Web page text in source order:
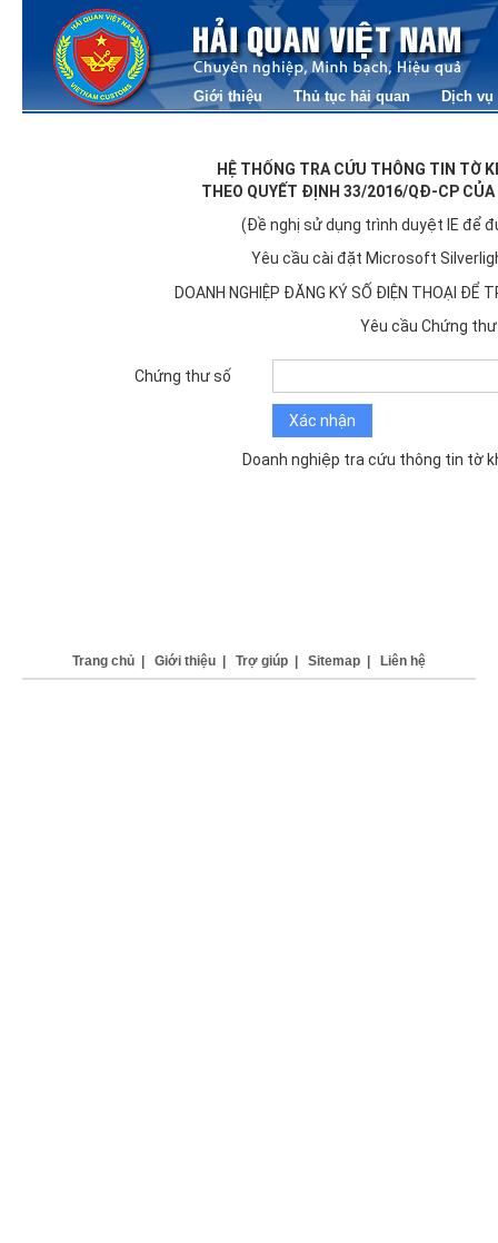
Giới thiệu Thủ tục hải quan Dịch vụ
HỆ THỐNG TRA CỨU THÔNG TIN TỜ
THEO QUYẾT ĐỊNH 33/2016/QĐ-CP
(Đề nghị sử dụng trình duyệt IE để
Yêu cầu cài đặt Microsoft
DOANH NGHIỆP ĐĂNG KÝ SỐ ĐIỆN THOẠI ĐỂ
Yêu cầu Chứng
Chứng thư số
Xác nhận
Doanh nghiệp tra cứu thông tin tờ
Trang chủ Giới thiệu Trợ giúp Sitemap Liên hệ